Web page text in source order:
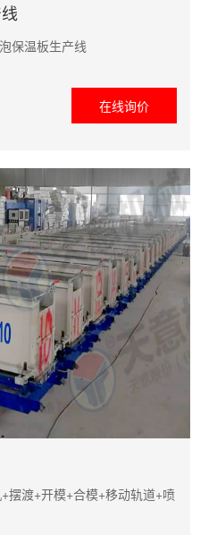
保温板生产线
在线询价
摆渡+开模+合模+移动轨道+喷